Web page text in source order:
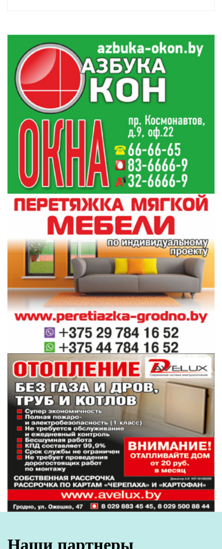
Температура воздуха ночью составит от
минус 3 до плюс 3, днем - от плюс 4 на севере
до 11 градусов тепла на юге страны.
#природа
#экология
Поделиться:
Лента новостей
17:18 Что делать белорусам, чтобы сохранить мир?
Александр Лукашенко назвал простую формулу
57 школ Гродненской области присоединятся к
проекту «Электронная школа»
16:26 Тракторист в Гродно воровал удобрения для
своего огорода
15:56
В КГК работает горячая линия по вопросам
вступительной кампании 2026
15:26 Молодой специалист «Гродзенскай праўды»
София Янович о проекте, который дал старт в
профессии
В Гродно задержали бесправника-рецидивиста
на кроссовом мотоцикле
Все новости